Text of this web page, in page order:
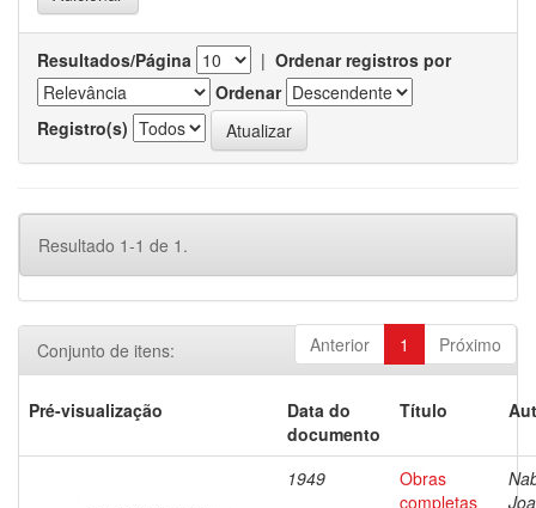
Resultados/Página | Ordenar registros por
Ordenar
Registro(s)
Resultado 1-1 de 1.
Anterior 1 Próximo
Conjunto de itens:
Pré-visualização
Data do
documento
Título
1949
Obras
completas